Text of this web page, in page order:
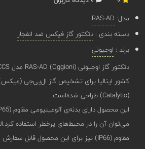
مدل: RAS-AD
دسته بندی :دتکتور گاز فیکس ضد انفجار
برند : اوجیونی
کشور ایتالیا برای تشخیص گاز ال‌پی‌جی
(Catalytic) طراحی شده‌است.
می‌توان آن‌ را در محیط‌های پرخطر استفاده
مقاوم (IP66) نیز برای این محصول قابل سفارش است.